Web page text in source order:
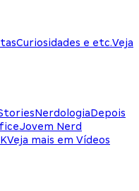
Curiosidades e etc.Veja
NerdologiaDepois
Jovem Nerd
Veja mais em Vídeos